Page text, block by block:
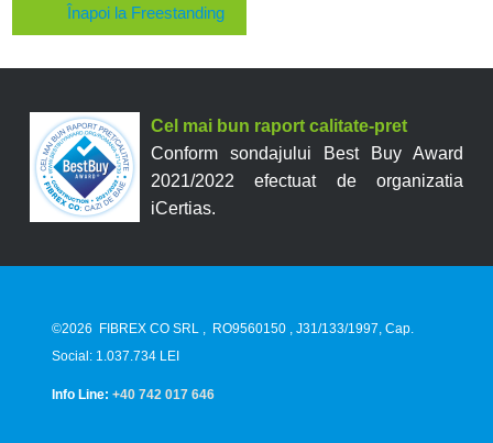
Înapoi la Freestanding
Cel mai bun raport calitate-pret
Conform sondajului Best Buy Award
2021/2022 efectuat de organizatia
iCertias.
©2026 FIBREX CO SRL RO9560150
, J31/133/1997, Cap.
Social: 1.037.734 LEI
Info Line: +40 742 017 646